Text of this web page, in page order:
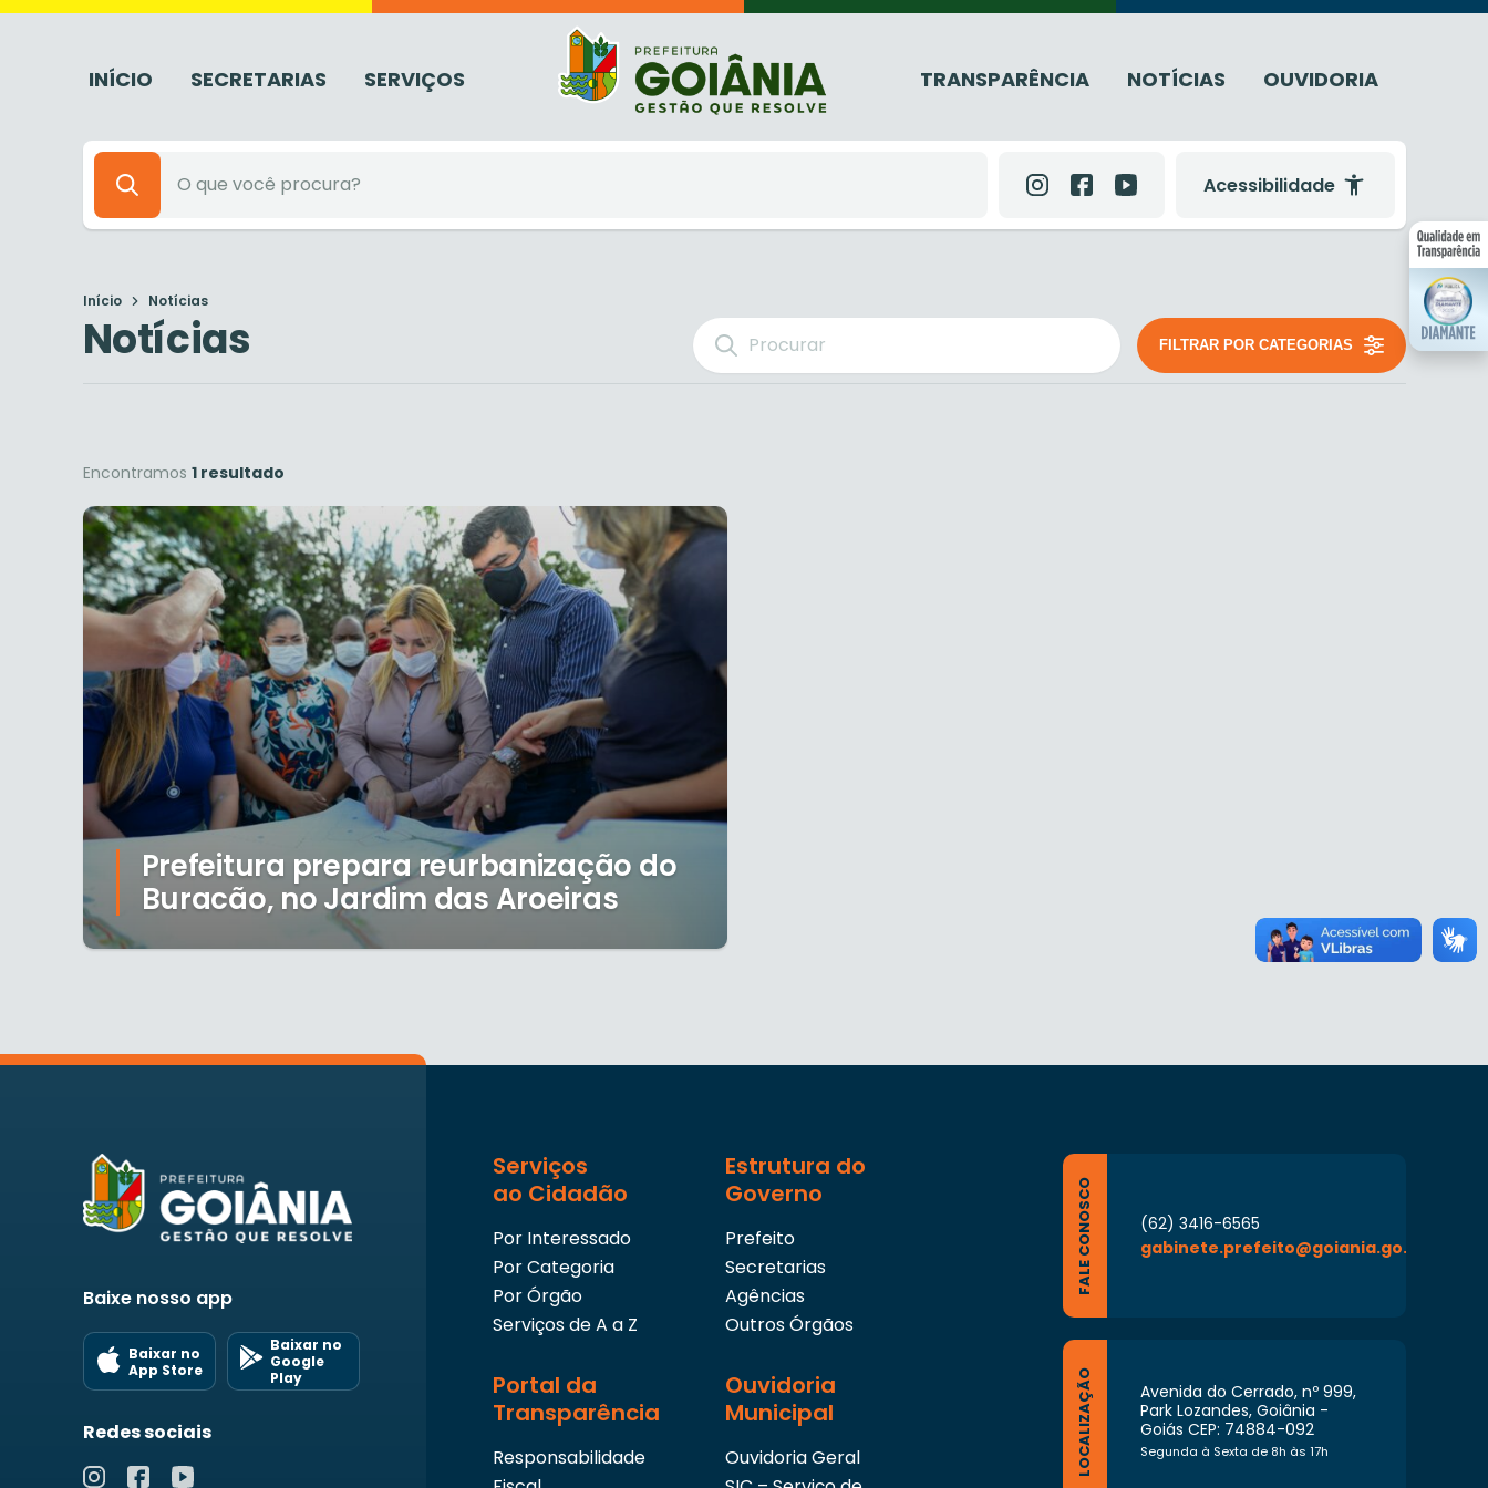
INÍCIO SECRETARIAS SERVIÇOS TRANSPARÊNCIA NOTÍCIAS OUVIDORIA
Acessibilidade
Início Notícias
Notícias FILTRAR POR CATEGORIAS
Encontramos 1 resultado
Prefeitura prepara reurbanização do
Buracão, no Jardim das Aroeiras
Baixe nosso app
Baixar no
App Store
Baixar no
Google
Play
Redes sociais
Serviços
ao Cidadão
Por Interessado
Por Categoria
Por Órgão
Serviços de A a Z
Estrutura do
Governo
Prefeito
Secretarias
Agências
Outros Órgãos
Portal da
Transparência
Responsabilidade
Ouvidoria
Municipal
Ouvidoria Geral
FALE CONOSCO
(62) 3416-6565
gabinete.prefeito@goiania.go.gov.br
LOCALIZAÇÃO
Avenida do Cerrado, nº 999,
Park Lozandes, Goiânia -
Goiás CEP: 74884-092
Segunda à Sexta de 8h às 17h